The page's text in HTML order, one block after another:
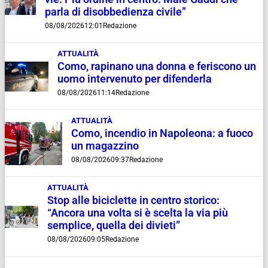
parla di disobbedienza civile”
08/08/202612:01 Redazione
ATTUALITÀ
Como, rapinano una donna e feriscono un
uomo intervenuto per difenderla
08/08/202611:14Redazione
ATTUALITÀ
Como, incendio in Napoleona: a fuoco
un magazzino
08/08/202609:37Redazione
ATTUALITÀ
Stop alle biciclette in centro storico:
“Ancora una volta si è scelta la via più
semplice, quella dei divieti”
08/08/202609:05Redazione